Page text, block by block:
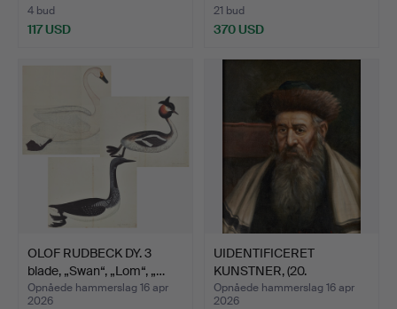
4 bud
117 USD
21 bud
370 USD
OLOF RUDBECK DY. 3
blade, „Swan“, „Lom“, „…
Opnåede hammerslag 16 apr
2026
UIDENTIFICERET
KUNSTNER, (20.
århundrede),…
Opnåede hammerslag 16 apr
2026